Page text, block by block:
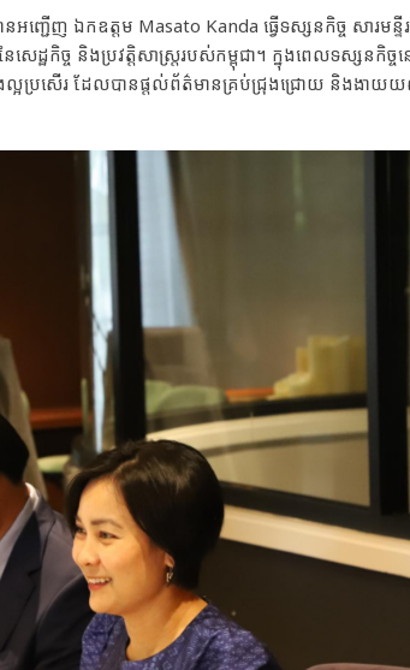
ញ្ជើញ ឯកឧត្តម Masato Kanda ធ្វើទស្សនកិច្ច សារមន្ទីរ
ឋកិច្ច និងប្រវត្តិសាស្រ្តរបស់កម្ពុជា។ ក្នុងពេលទស្សនកិច្ចន
ល្អប្រសើរ ដែលបានផ្តល់ព័ត៌មានគ្រប់ជ្រុងជ្រោយ និងងាយយ